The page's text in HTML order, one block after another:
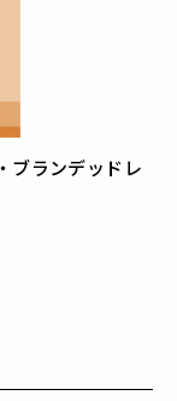
ブランデッドレ